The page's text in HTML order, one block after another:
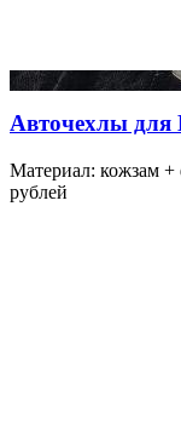
Авточехлы для
Материал: кожзам +
рублей